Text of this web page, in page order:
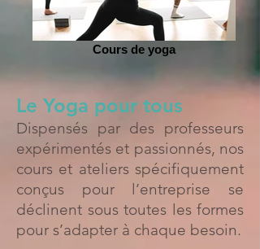
Cours de yoga
Le Yoga pour tous
Dispensés par des professeurs
expérimentés et passionnés, nos
cours et ateliers spécifiquement
conçus pour l’entreprise se
déclinent sous toutes les formes
pour s’adapter à chaque besoin.